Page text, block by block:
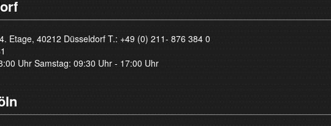
Etage, 40212 Düsseldorf T.: +49 (0) 211- 876 384 0
Uhr Samstag: 09:30 Uhr - 17:00 Uhr